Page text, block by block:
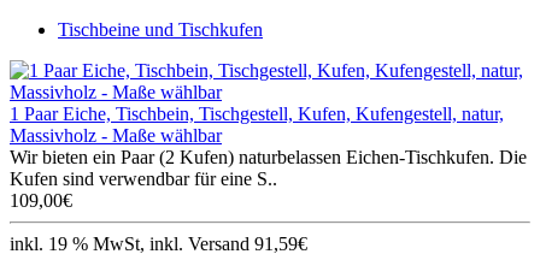
Tischbeine und Tischkufen
1 Paar Eiche, Tischbein, Tischgestell, Kufen, Kufengestell, natur,
Massivholz - Maße wählbar
Wir bieten ein Paar (2 Kufen) naturbelassen Eichen-Tischkufen. Die
Kufen sind verwendbar für eine S..
109,00€
inkl. 19 % MwSt, inkl. Versand 91,59€